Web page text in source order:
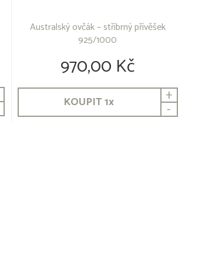
Australský ovčák – stříbrný přívěšek
925/1000
970,00 Kč
KOUPIT1x +
-